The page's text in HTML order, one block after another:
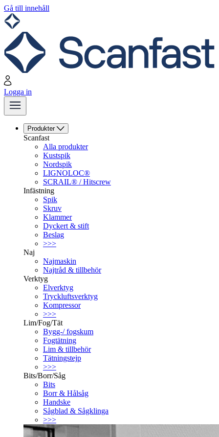
Gå till innehåll
Logga in
Produkter
Scanfast
Alla produkter
Kustspik
Nordspik
LIGNOLOC®
SCRAIL® / Hitscrew
Infästning
Spik
Skruv
Klammer
Dyckert & stift
Beslag
>>>
Naj
Najmaskin
Najtråd & tillbehör
Verktyg
Elverktyg
Tryckluftsverktyg
Kompressor
>>>
Lim/Fog/Tät
Bygg-/ fogskum
Fogtätning
Lim & tillbehör
Tätningstejp
>>>
Bits/Borr/Såg
Bits
Borr & Hålsåg
Handske
Sågblad & Sågklinga
>>>